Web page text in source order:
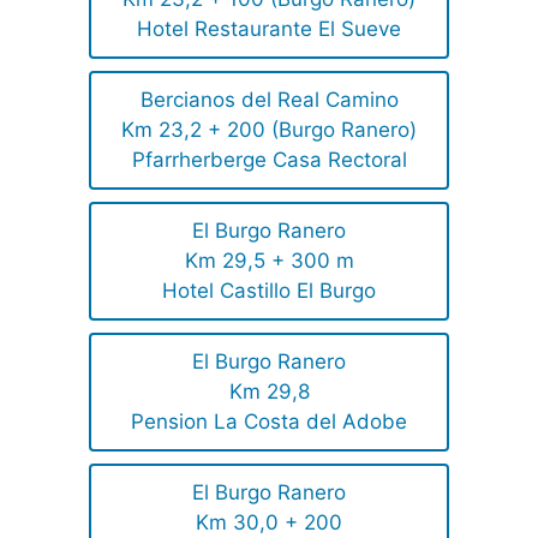
Hotel Restaurante El Sueve
Bercianos del Real Camino
Km 23,2 + 200 (Burgo Ranero)
Pfarrherberge Casa Rectoral
El Burgo Ranero
Km 29,5 + 300 m
Hotel Castillo El Burgo
El Burgo Ranero
Km 29,8
Pension La Costa del Adobe
El Burgo Ranero
Km 30,0 + 200